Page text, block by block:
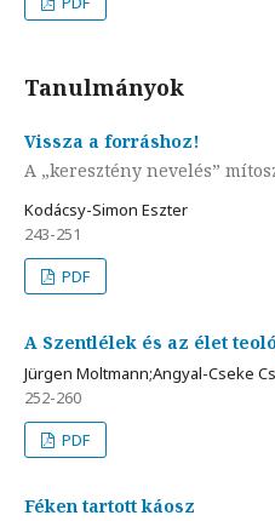
Tanulmányok
Vissza a forráshoz!
A „keresztény nevelés”
Kodácsy-Simon Eszter
243-251
PDF
A Szentlélek és az élet
Jürgen Moltmann;Angyal-Cseke
252-260
PDF
Féken tartott káosz